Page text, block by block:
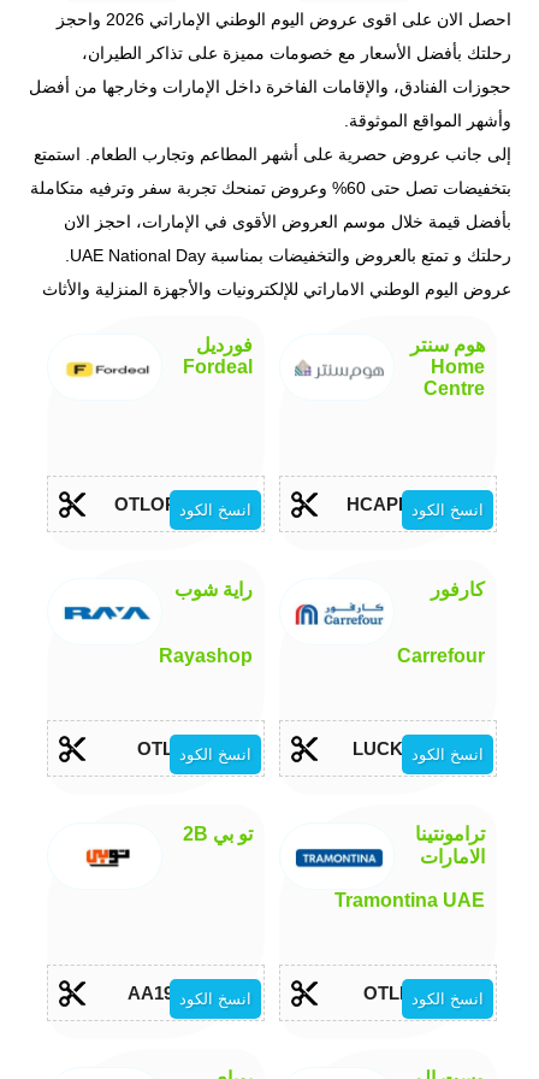
احصل الان على اقوى عروض اليوم الوطني الإماراتي 2026 واحجز
رحلتك بأفضل الأسعار مع خصومات مميزة على تذاكر الطيران،
حجوزات الفنادق، والإقامات الفاخرة داخل الإمارات وخارجها من أفضل
وأشهر المواقع الموثوقة.
إلى جانب عروض حصرية على أشهر المطاعم وتجارب الطعام. استمتع
بتخفيضات تصل حتى 60% وعروض تمنحك تجربة سفر وترفيه متكاملة
بأفضل قيمة خلال موسم العروض الأقوى في الإمارات، احجز الان
رحلتك و تمتع بالعروض والتخفيضات بمناسبة UAE National Day.
عروض اليوم الوطني الاماراتي للإلكترونيات والأجهزة المنزلية والأثاث
هوم سنتر
Home
Centre
HCAPP10انسخ الكود
فورديل
Fordeal
OTLOP30انسخ الكود
كارفور
Carrefour
LUCKY1انسخ الكود
راية شوب
Rayashop
OTL انسخ الكود
ترامونتينا
الامارات
Tramontina UAE
OTLB انسخ الكود
تو بي 2B
AA190انسخ الكود